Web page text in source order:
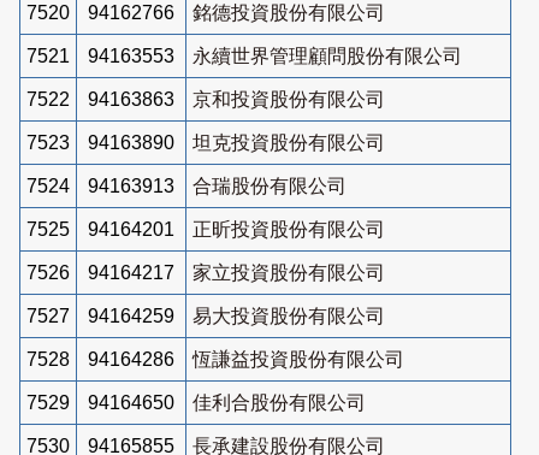
7520 94162766 銘德投資股份有限公司
7521 94163553 永續世界管理顧問股份有限公司
7522 94163863 京和投資股份有限公司
7523 94163890 坦克投資股份有限公司
7524 94163913 合瑞股份有限公司
7525 94164201 正昕投資股份有限公司
7526 94164217 家立投資股份有限公司
7527 94164259 易大投資股份有限公司
7528 94164286 恆謙益投資股份有限公司
7529 94164650 佳利合股份有限公司
7530 94165855 長承建設股份有限公司